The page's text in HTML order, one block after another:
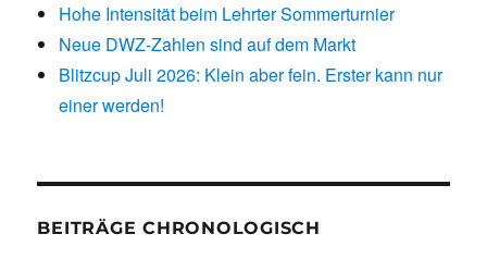
Hohe Intensität beim Lehrter Sommerturnier
Neue DWZ-Zahlen sind auf dem Markt
Blitzcup Juli 2026: Klein aber fein. Erster kann nur
einer werden!
BEITRÄGE CHRONOLOGISCH